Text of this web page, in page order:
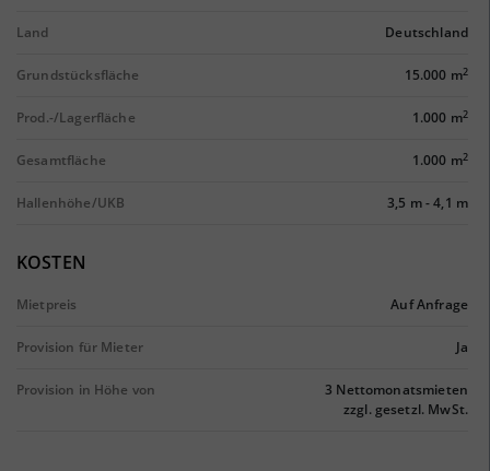
Land Deutschland
Grundstücksfläche 15.000 m2
Prod.-/Lagerfläche 1.000 m2
Gesamtfläche 1.000 m2
Hallenhöhe/UKB 3,5 m-4,1 m
KOSTEN
Mietpreis Auf Anfrage
Provision für Mieter Ja
Provision in Höhe von
3 Nettomonatsmieten
zzgl. gesetzl. MwSt.